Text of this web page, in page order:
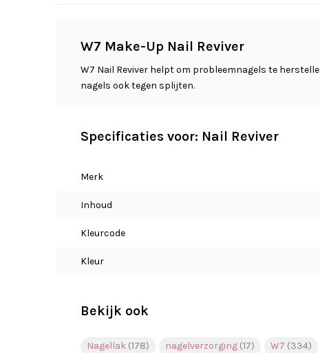
W7 Make-Up Nail Reviver
W7 Nail Reviver helpt om probleemnagels te
nagels ook tegen splijten.
Specificaties voor: Nail Reviver
Merk
Inhoud
Kleurcode
Kleur
Bekijk ook
Nagellak (178) nagelverzorging (17) W7 (334)